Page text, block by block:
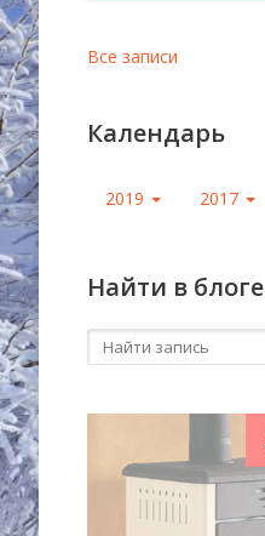
Все записи
Календарь
2019 2017
Найти в блоге